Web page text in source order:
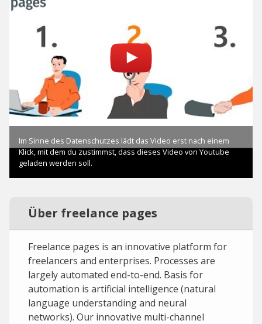
Über freelance pages
Freelance pages is an innovative platform for
freelancers and enterprises. Processes are
largely automated end-to-end. Basis for
automation is artificial intelligence (natural
language understanding and neural
networks). Our innovative multi-channel